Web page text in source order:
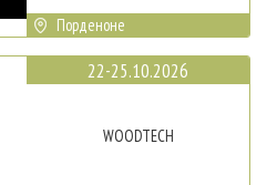
Порденоне
22-25.10.2026
WOODTECH